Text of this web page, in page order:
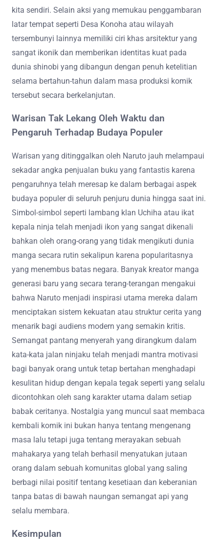
kita sendiri. Selain aksi yang memukau penggambaran
latar tempat seperti Desa Konoha atau wilayah
tersembunyi lainnya memiliki ciri khas arsitektur yang
sangat ikonik dan memberikan identitas kuat pada
dunia shinobi yang dibangun dengan penuh ketelitian
selama bertahun-tahun dalam masa produksi komik
tersebut secara berkelanjutan.
Warisan Tak Lekang Oleh Waktu dan
Pengaruh Terhadap Budaya Populer
Warisan yang ditinggalkan oleh Naruto jauh melampaui
sekadar angka penjualan buku yang fantastis karena
pengaruhnya telah meresap ke dalam berbagai aspek
budaya populer di seluruh penjuru dunia hingga saat ini.
Simbol-simbol seperti lambang klan Uchiha atau ikat
kepala ninja telah menjadi ikon yang sangat dikenali
bahkan oleh orang-orang yang tidak mengikuti dunia
manga secara rutin sekalipun karena popularitasnya
yang menembus batas negara. Banyak kreator manga
generasi baru yang secara terang-terangan mengakui
bahwa Naruto menjadi inspirasi utama mereka dalam
menciptakan sistem kekuatan atau struktur cerita yang
menarik bagi audiens modern yang semakin kritis.
Semangat pantang menyerah yang dirangkum dalam
kata-kata jalan ninjaku telah menjadi mantra motivasi
bagi banyak orang untuk tetap bertahan menghadapi
kesulitan hidup dengan kepala tegak seperti yang selalu
dicontohkan oleh sang karakter utama dalam setiap
babak ceritanya. Nostalgia yang muncul saat membaca
kembali komik ini bukan hanya tentang mengenang
masa lalu tetapi juga tentang merayakan sebuah
mahakarya yang telah berhasil menyatukan jutaan
orang dalam sebuah komunitas global yang saling
berbagi nilai positif tentang kesetiaan dan keberanian
tanpa batas di bawah naungan semangat api yang
selalu membara.
Kesimpulan